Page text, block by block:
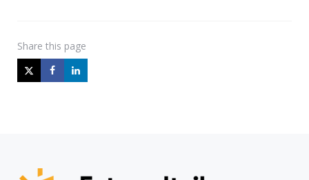
Share this page